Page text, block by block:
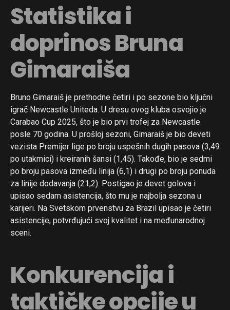
Statistika i
doprinos Bruna
Gimaraiša
Bruno Gimaraiš je prethodne četiri i po sezone bio ključni
igrač Newcastle Uniteda. U dresu ovog kluba osvojio je
Carabao Cup 2025, što je bio prvi trofej za Newcastle
posle 70 godina. U prošloj sezoni, Gimaraiš je bio deveti
vezista Premijer lige po broju uspešnih dugih pasova (3,49
po utakmici) i kreiranih šansi (1,45). Takođe, bio je sedmi
po broju pasova između linija (6,1) i drugi po broju ponuda
za linije dodavanja (21,2). Postigao je devet golova i
upisao sedam asistencija, što mu je najbolja sezona u
karijeri. Na Svetskom prvenstvu za Brazil upisao je četiri
asistencije, potvrđujući svoj kvalitet i na međunarodnoj
sceni.
Konkurencija i
taktičke opcije u